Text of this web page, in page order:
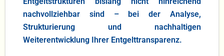
nachvollziehbar sind – bei der Analyse,
Strukturierung und nachhaltigen
Weiterentwicklung Ihrer Entgelttransparenz.